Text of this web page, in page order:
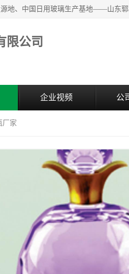
限公司
企业视频 公
厂家